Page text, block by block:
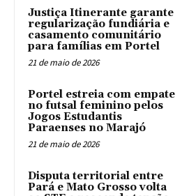
Justiça Itinerante garante
regularização fundiária e
casamento comunitário
para famílias em Portel
21 de maio de 2026
Portel estreia com empate
no futsal feminino pelos
Jogos Estudantis
Paraenses no Marajó
21 de maio de 2026
Disputa territorial entre
Pará e Mato Grosso volta